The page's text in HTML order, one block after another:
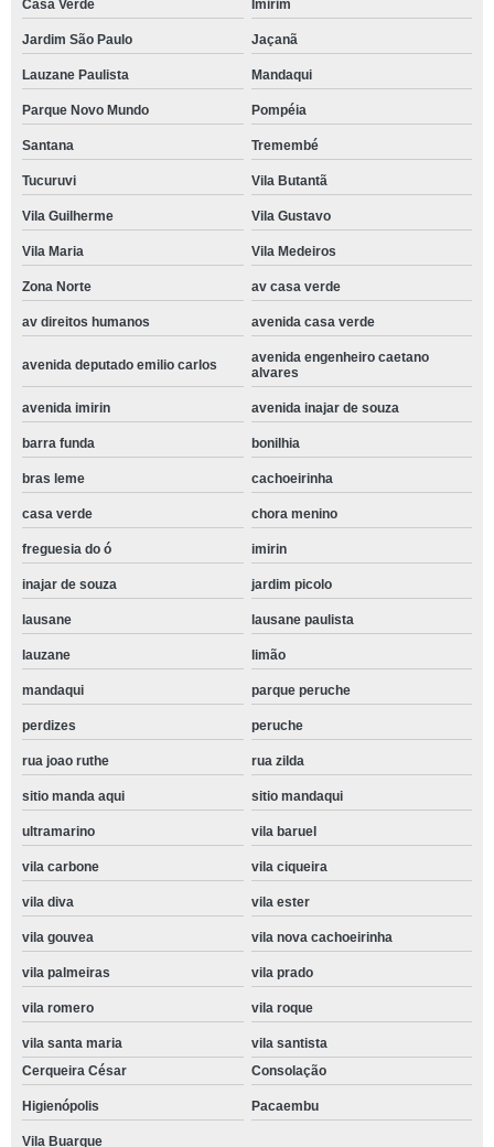
Casa Verde Imirim
Jardim São Paulo Jaçanã
Lauzane Paulista Mandaqui
Parque Novo Mundo Pompéia
Santana Tremembé
Tucuruvi Vila Butantã
Vila Guilherme Vila Gustavo
Vila Maria Vila Medeiros
Zona Norte av casa verde
av direitos humanos avenida casa verde
avenida deputado emilio carlos
avenida engenheiro caetano
alvares
avenida imirin avenida inajar de souza
barra funda bonilhia
bras leme cachoeirinha
casa verde chora menino
freguesia do ó imirin
inajar de souza jardim picolo
lausane lausane paulista
lauzane limão
mandaqui parque peruche
perdizes peruche
rua joao ruthe rua zilda
sitio manda aqui sitio mandaqui
ultramarino vila baruel
vila carbone vila ciqueira
vila diva vila ester
vila gouvea vila nova cachoeirinha
vila palmeiras vila prado
vila romero vila roque
vila santa maria
vila santista
Cerqueira César
Consolação
Higienópolis Pacaembu
Vila Buarque